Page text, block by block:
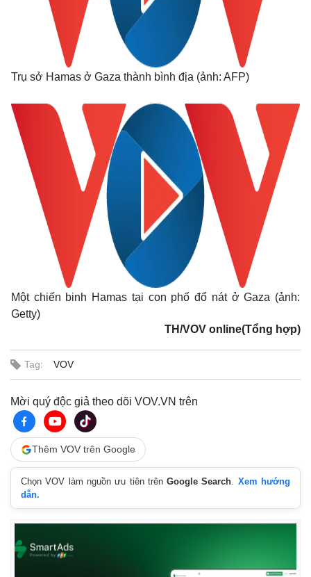
Thế giới
Cuộc sống đó đây
Hồ sơ
Multimedia
Ảnh
E-Magazine
Infographic
Trụ sở Hamas ở Gaza thành bình địa (ảnh: AFP)
Một chiến binh Hamas tại con phố đổ nát ở Gaza (ảnh:
Getty)
TH/VOV online(Tổng hợp)
Tag: VOV
Mời quý độc giả theo dõi VOV.VN trên
Thêm VOV trên Google
Chọn VOV làm nguồn ưu tiên trênGoogle Search. Xem hướng
dẫn.